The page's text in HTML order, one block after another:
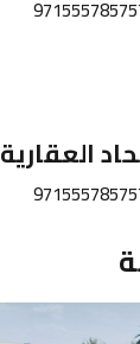
العقارية